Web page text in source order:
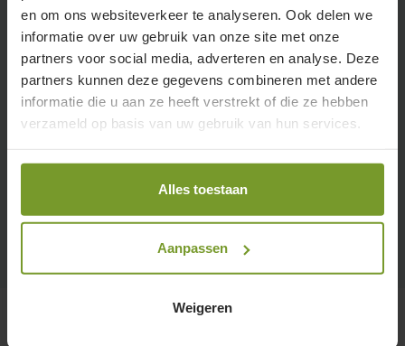
en om ons websiteverkeer te analyseren. Ook delen we
informatie over uw gebruik van onze site met onze
partners voor social media, adverteren en analyse. Deze
partners kunnen deze gegevens combineren met andere
informatie die u aan ze heeft verstrekt of die ze hebben
verzameld op basis van uw gebruik van hun services.
Alles toestaan
Aanpassen
Weigeren
COP
4,51 - 12,38
Koelen
Nominaal vermogen A35/W24
2,9 - 12,68 kW